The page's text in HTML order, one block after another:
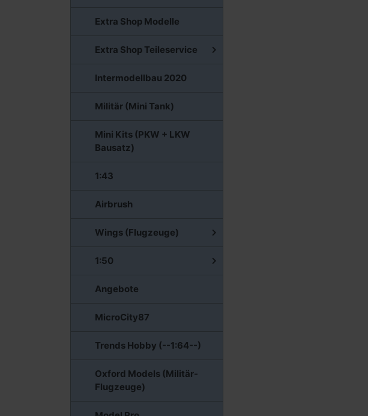
Extra Shop Modelle
Extra Shop Teileservice
Intermodellbau 2020
Militär (Mini Tank)
Mini Kits (PKW + LKW
Bausatz)
1:43
Airbrush
Wings (Flugzeuge)
1:50
Angebote
MicroCity87
Trends Hobby (--1:64--)
Oxford Models (Militär-
Flugzeuge)